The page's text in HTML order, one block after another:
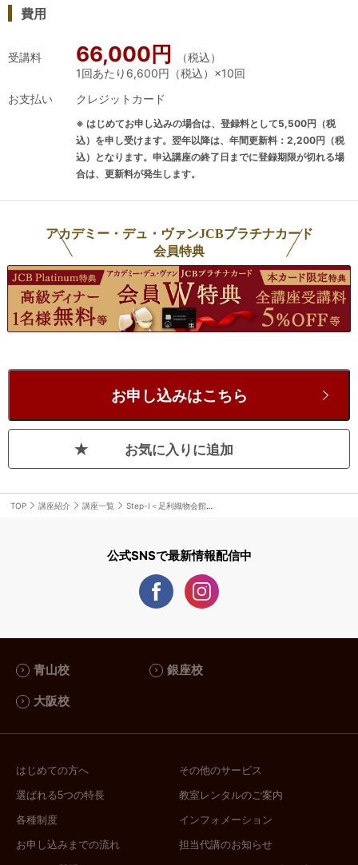
検索用キーワード: ワイン総合コース_Step-Ⅰ 足利織物会館教室
費用
受講料 66,000円
（税込）
1回あたり6,600円（税込）×10回
お支払い
クレジットカード
※ はじめてお申し込みの場合は、登録料として5,500円（税
込）を申し受けます。翌年以降は、年間更新料：2,200円（税
込）となります。申込講座の終了日までに登録期限が切れる場
合は、更新料が発生します。
アカデミー・デュ・ヴァンJCBプラチナカード
会員特典
お気に入りに追加
お申し込みはこちら
TOP 講座紹介 講座一覧 Step-Ⅰ＜足利織物会館教室＞10月スタート※前半のみ：第1回～第10回分
公式SNSで最新情報配信中
青山校 銀座校
大阪校
はじめての方へ
選ばれる5つの特長
各種制度
お申し込みまでの流れ
その他のサービス
教室レンタルのご案内
インフォメーション
担当代講のお知らせ